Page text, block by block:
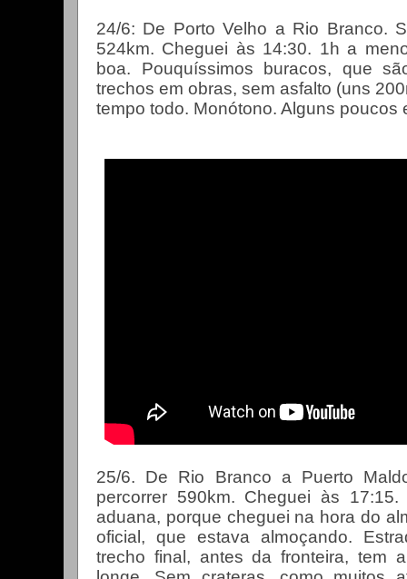
24/6: De Porto Velho a Rio Branco.
524km. Cheguei às 14:30. 1h a
boa. Pouquíssimos buracos, que
trechos em obras, sem asfalto (uns
tempo todo. Monótono. Alguns poucos
25/6. De Rio Branco a Puerto
percorrer 590km. Cheguei às
aduana, porque cheguei na hora do
oficial, que estava almoçando.
trecho final, antes da fronteira, tem